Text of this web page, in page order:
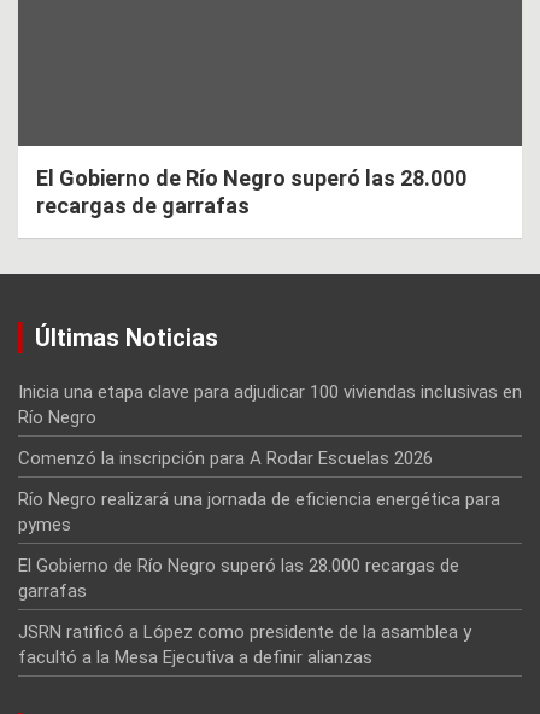
El Gobierno de Río Negro superó las 28.000
recargas de garrafas
Últimas Noticias
Inicia una etapa clave para adjudicar 100 viviendas inclusivas en
Río Negro
Comenzó la inscripción para A Rodar Escuelas 2026
Río Negro realizará una jornada de eficiencia energética para
pymes
El Gobierno de Río Negro superó las 28.000 recargas de
garrafas
JSRN ratificó a López como presidente de la asamblea y
facultó a la Mesa Ejecutiva a definir alianzas